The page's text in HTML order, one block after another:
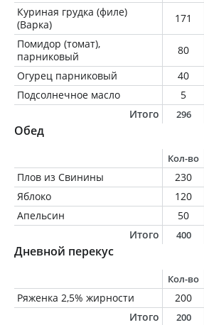
Куриная грудка (филе)
(Варка)
171
Помидор (томат),
парниковый
80
Огурец парниковый
40
Подсолнечное масло
5
Итого
296
Обед
Кол-во
Плов из Свинины 230
Яблоко
120
Апельсин
50
Итого
400
Дневной перекус
Кол-во
Ряженка 2,5% жирности 200
Итого
200